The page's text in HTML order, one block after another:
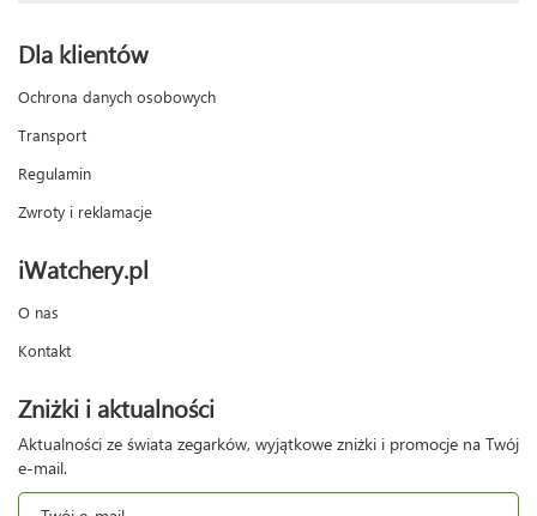
Dla klientów
Ochrona danych osobowych
Transport
Regulamin
Zwroty i reklamacje
iWatchery.pl
O nas
Kontakt
Zniżki i aktualności
Aktualności ze świata zegarków, wyjątkowe zniżki i promocje na Twój
e-mail.